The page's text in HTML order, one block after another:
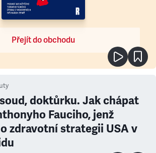
Přejít do obchodu
doktůrku. Jak chápat
Fauciho, jenž
zdravotní strategii USA v